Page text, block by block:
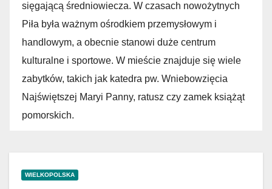
sięgającą średniowiecza. W czasach nowożytnych
Piła była ważnym ośrodkiem przemysłowym i
handlowym, a obecnie stanowi duże centrum
kulturalne i sportowe. W mieście znajduje się wiele
zabytków, takich jak katedra pw. Wniebowzięcia
Najświętszej Maryi Panny, ratusz czy zamek książąt
pomorskich.
WIELKOPOLSKA